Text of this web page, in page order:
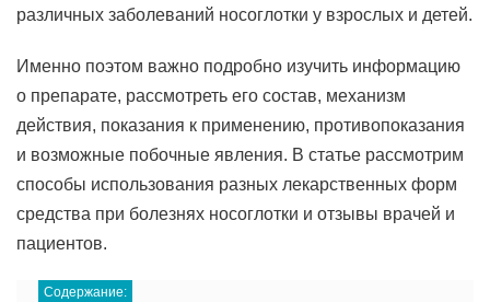
различных заболеваний носоглотки у взрослых и детей.
Именно поэтом важно подробно изучить информацию
о препарате, рассмотреть его состав, механизм
действия, показания к применению, противопоказания
и возможные побочные явления. В статье рассмотрим
способы использования разных лекарственных форм
средства при болезнях носоглотки и отзывы врачей и
пациентов.
Содержание: